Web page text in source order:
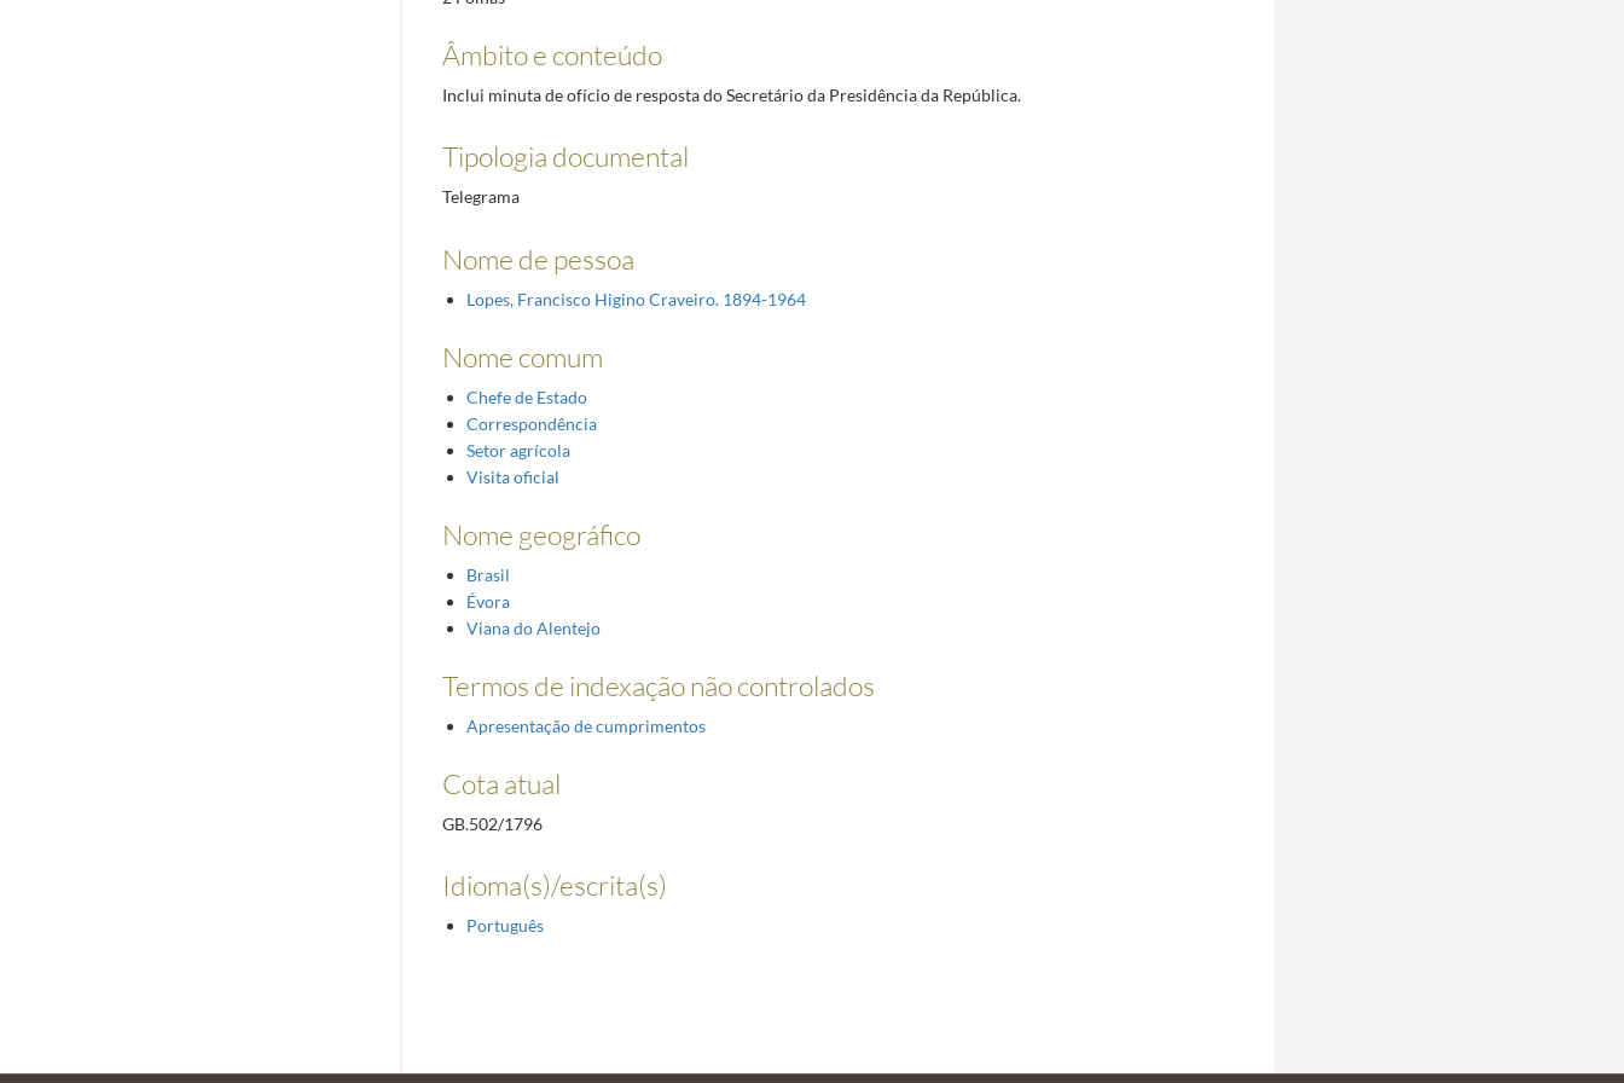
Âmbito e conteúdo
Inclui minuta de ofício de resposta do Secretário da Presidência da República.
Tipologia documental
Telegrama
Nome de pessoa
Lopes, Francisco Higino Craveiro. 1894-1964
Nome comum
Chefe de Estado
Correspondência
Setor agrícola
Visita oficial
Nome geográfico
Brasil
Évora
Viana do Alentejo
Termos de indexação não controlados
Apresentação de cumprimentos
Cota atual
GB.502/1796
Idioma(s)/escrita(s)
Português